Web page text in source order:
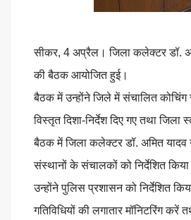
सीकर, 4 अप्रैल। जिला कलेक्टर डॉ.
की बैठक आयोजित हुई।
बैठक में उन्होंने जिले में संचालित कोचिंग
विस्तृत दिशा-निर्देश दिए गए तथा जिला
बैठक में जिला कलेक्टर डॉ. अमित यादव
संस्थानों के संचालकों को निर्देशित
उन्होंने पुलिस प्रशासन को निर्देशित
गतिविधियों की लगातार मॉनिटरिंग